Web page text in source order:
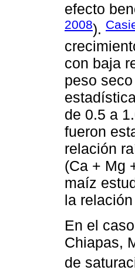
efecto
2008).
con baja
peso
de 0.5 a
fueron
relación
(Ca + Mg
maíz
la
En el
Chiapas,
de